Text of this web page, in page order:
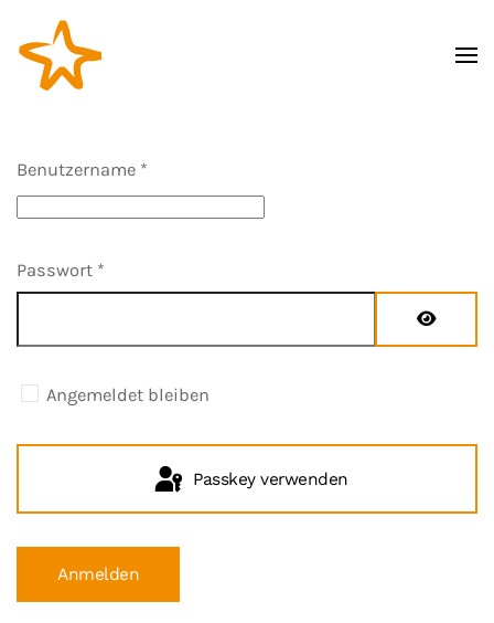
Zum Hauptinhalt springen
Benutzername *
Passwort *
Angemeldet bleiben
Passkey verwenden
Anmelden